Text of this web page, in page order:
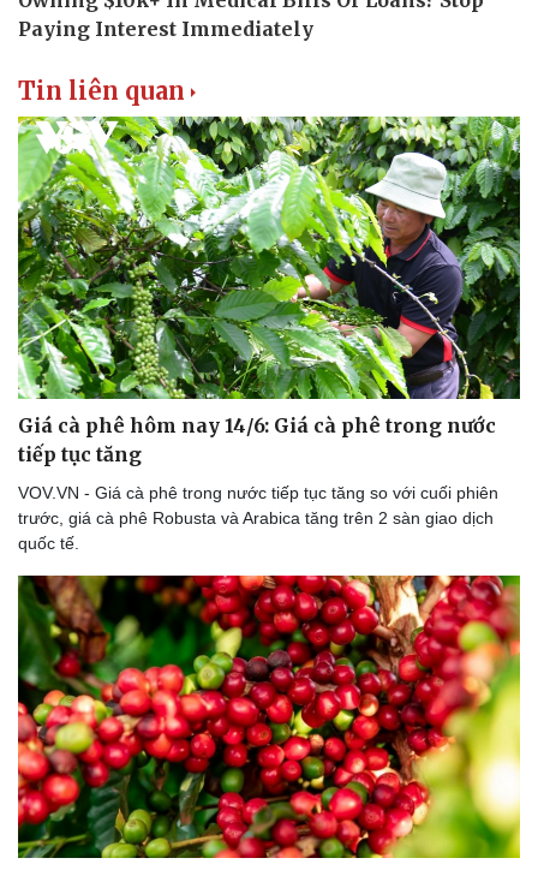
Thể thao
Bóng đá
Thế giới thể thao
eSports
Hậu trường
Ô tô - Xe máy
Ô tô
Tin liên quan
Giá cà phê hôm nay 14/6: Giá cà phê trong nước
tiếp tục tăng
VOV.VN - Giá cà phê trong nước tiếp tục tăng so với cuối phiên
trước, giá cà phê Robusta và Arabica tăng trên 2 sàn giao dịch
quốc tế.